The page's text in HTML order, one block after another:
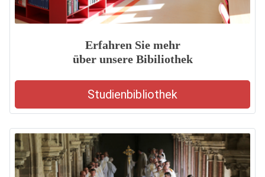
Erfahren Sie mehr
über unsere Bibiliothek
Studienbibliothek